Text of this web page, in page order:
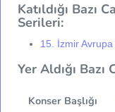
Katıldığı Bazı
Serileri:
15. İzmir
Yer Aldığı
Konser Başlığı